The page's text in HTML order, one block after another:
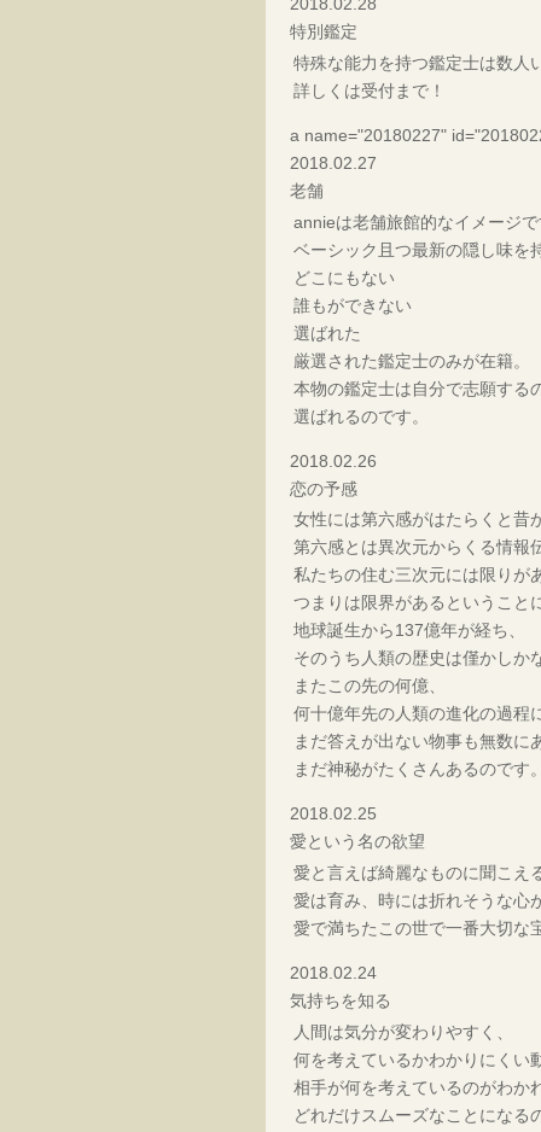
特別鑑定
特殊な能力を持つ鑑定士は数人
詳しくは受付まで！
a name="20180227"
2018.02.27
老舗
annieは老舗旅館的なイメージ
ベーシック且つ最新の隠し味を
どこにもない
誰もができない
選ばれた
厳選された鑑定士のみが在籍。
本物の鑑定士は自分で志願する
選ばれるのです。
2018.02.26
恋の予感
女性には第六感がはたらくと昔
第六感とは異次元からくる情報
私たちの住む三次元には限りが
つまりは限界があるということ
地球誕生から137億年が経ち、
そのうち人類の歴史は僅かしか
またこの先の何億、
何十億年先の人類の進化の過程
まだ答えが出ない物事も無数に
まだ神秘がたくさんあるのです
2018.02.25
愛という名の欲望
愛と言えば綺麗なものに聞こえ
愛は育み、時には折れそうな心
愛で満ちたこの世で一番大切な
2018.02.24
気持ちを知る
人間は気分が変わりやすく、
何を考えているかわかりにくい
相手が何を考えているのがわか
どれだけスムーズなことになる